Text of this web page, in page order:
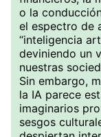
o la
el espectro de
“inteligencia
deviniendo un
nuestras
Sin embargo,
la IA parece
imaginarios
sesgos